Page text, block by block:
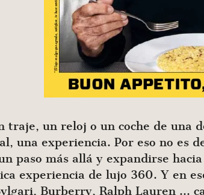
traje, un reloj o un coche de una
una experiencia. Por eso no es
paso más allá y expandirse
experiencia de lujo 360. Y en
Burberry, Ralph Lauren …